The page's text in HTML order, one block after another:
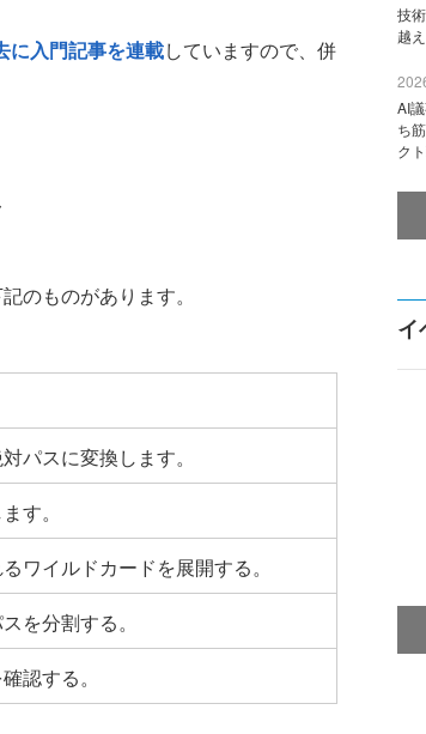
に入門記事を連載していますので、併
のものがあります。
パスに変換します。
す。
ワイルドカードを展開する。
を分割する。
認する。
技
越
AI
ち
ク
イ